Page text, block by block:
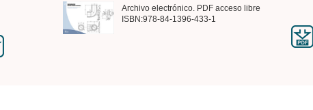
Archivo electrónico. PDF acceso libre
ISBN:978-84-1396-433-1